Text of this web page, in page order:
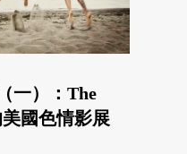
一）：The
國色情影展